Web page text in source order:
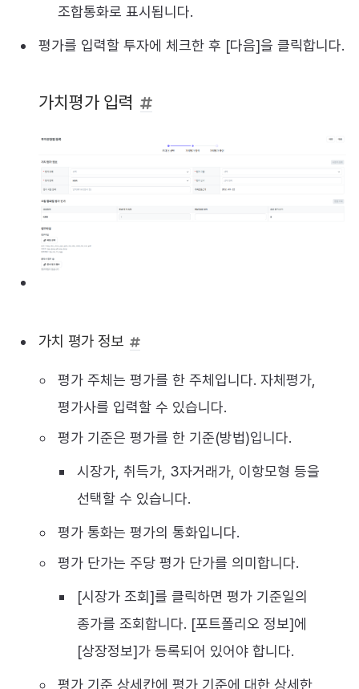
조합통화로 표시됩니다.
평가를 입력할 투자에 체크한 후 [다음]을 클릭합니다.
가치평가 입력
가치 평가 정보
평가 주체는 평가를 한 주체입니다. 자체평가,
평가사를 입력할 수 있습니다.
평가 기준은 평가를 한 기준(방법)입니다.
시장가, 취득가, 3자거래가, 이항모형 등을
선택할 수 있습니다.
평가 통화는 평가의 통화입니다.
평가 단가는 주당 평가 단가를 의미합니다.
[시장가 조회]를 클릭하면 평가 기준일의
종가를 조회합니다. [포트폴리오 정보]에
[상장정보]가 등록되어 있어야 합니다.
평가 기준 상세칸에 평가 기준에 대한 상세한